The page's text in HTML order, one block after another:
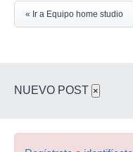
« Ir a Equipo home studio
NUEVO POST ×